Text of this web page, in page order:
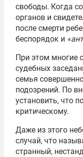
свободы. Когда
органов и
после смерти
беспорядок и
При этом многие
судебных
семья
подозрений. По
установить, что
критическому.
Даже из этого
случай, что
странный,